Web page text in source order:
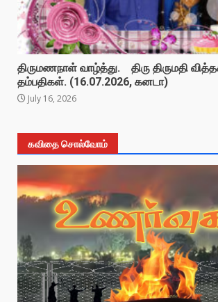
திருமணநாள் வாழ்த்து. திரு திருமதி
தம்பதிகள். (16.07.2026, கனடா)
July 16, 2026
கவிதை சொல்வோம்